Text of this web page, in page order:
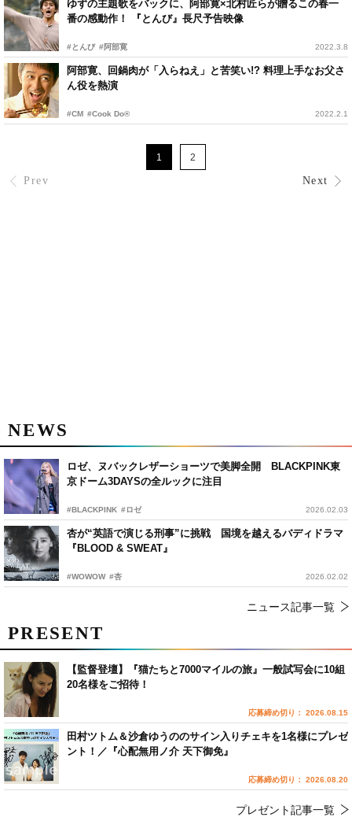
ゆずの主題歌をバックに、阿部寛×北村匠らが贈るこの春一
番の感動作！ 『とんび』長尺予告映像
#とんび #阿部寛 2022.3.8
阿部寛、回鍋肉が「入らねえ」と苦笑い!? 料理上手なお父さ
ん役を熱演
#CM #Cook Do® 2022.2.1
Prev
1 2
Next
NEWS
ロゼ、ヌバックレザーショーツで美脚全開 BLACKPINK東
京ドーム3DAYSの全ルックに注目
#BLACKPINK #ロゼ 2026.02.03
杏が“英語で演じる刑事”に挑戦 国境を越えるバディドラマ
『BLOOD & SWEAT』
#WOWOW #杏 2026.02.02
ニュース記事一覧
PRESENT
【監督登壇】『猫たちと7000マイルの旅』一般試写会に10組
20名様をご招待！
応募締め切り： 2026.08.15
田村ツトム＆沙倉ゆうののサイン入りチェキを1名様にプレゼ
ント！／『心配無用ノ介 天下御免』
応募締め切り： 2026.08.20
プレゼント記事一覧